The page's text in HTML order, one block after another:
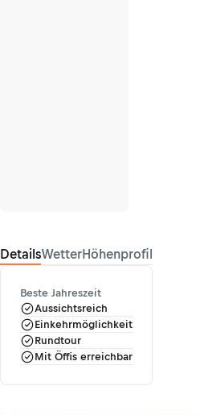
DetailsWetterHöhenprofil
Beste Jahreszeit
Aussichtsreich
Einkehrmöglichkeit
Rundtour
Mit Öffis erreichbar